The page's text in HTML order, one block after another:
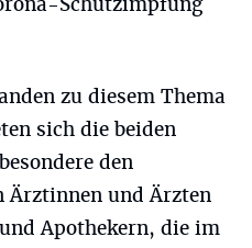
zu diesem Thema
sich die beiden
den
Ärztinnen und Ärzten
Apothekern, die im